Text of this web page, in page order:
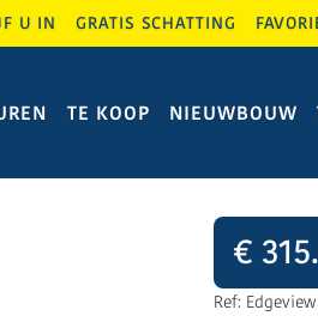
U IN GRATIS SCHATTING
TE KOOP NIEUWBOUW
€
Ref: Edgeview